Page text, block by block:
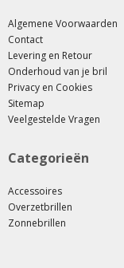
Algemene Voorwaarden
Contact
Levering en Retour
Onderhoud van je bril
Privacy en Cookies
Sitemap
Veelgestelde Vragen
Categorieën
Accessoires
Overzetbrillen
Zonnebrillen